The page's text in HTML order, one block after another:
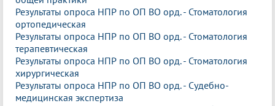
Результаты опроса НПР по ОП ВО орд. - Стоматология
ортопедическая
Результаты опроса НПР по ОП ВО орд. - Стоматология
терапевтическая
Результаты опроса НПР по ОП ВО орд. - Стоматология
хирургическая
Результаты опроса НПР по ОП ВО орд. - Судебно-
медицинская экспертиза